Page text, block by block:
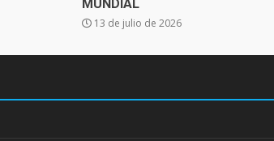
MUNDIAL
13 de julio de 2026